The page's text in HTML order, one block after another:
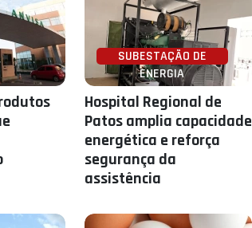
SUBESTAÇÃO DE
ENERGIA
Hospital Regional de
Patos amplia capacidade
energética e reforça
segurança da
assistência